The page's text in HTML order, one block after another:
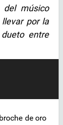
músico
por la
entre
de oro